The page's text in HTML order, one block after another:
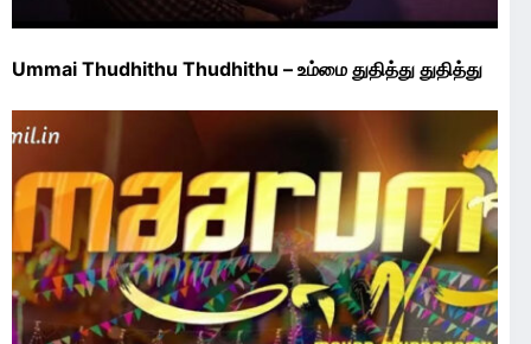
Ummai Thudhithu Thudhithu – உம்மை துதித்து துதித்து